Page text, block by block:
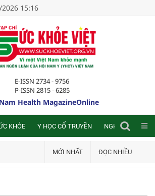
15:16
E-ISSN 2734 - 9756
P-ISSN 2815 - 6285
Health MagazineOnline
KHỎE Y HỌC CỔ TRUYỀN NGHIÊN CỨU
MỚI NHẤT ĐỌC NHIỀU